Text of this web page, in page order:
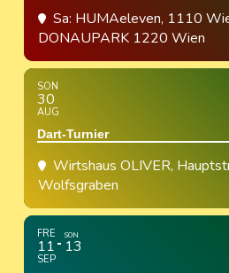
Sa: HUMAeleven, 1110
DONAUPARK 1220 Wien
SON
30
AUG
Dart-Turnier
Wirtshaus OLIVER,
Wolfsgraben
FRE
11
SEP
SON
13